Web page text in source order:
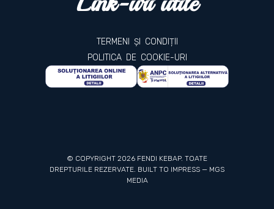
TERMENI ȘI CONDIȚII
POLITICA DE COOKIE-URI
© COPYRIGHT 2026 FENDI KEBAP. TOATE
DREPTURILE REZERVATE. BUILT TO IMPRESS — MGS
MEDIA